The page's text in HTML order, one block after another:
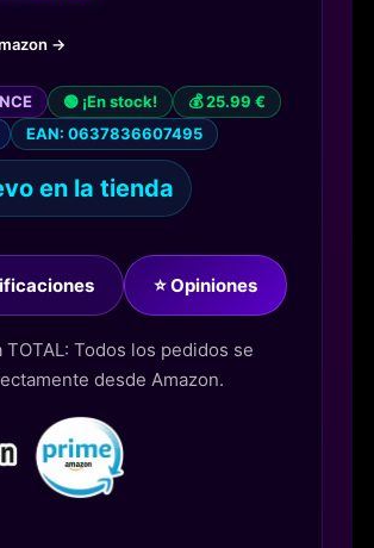
→
🟢 ¡En stock!
💰 25.99 €
EAN: 0637836607495
en la tienda
⭐ Opiniones
TOTAL: Todos los pedidos se
desde Amazon.